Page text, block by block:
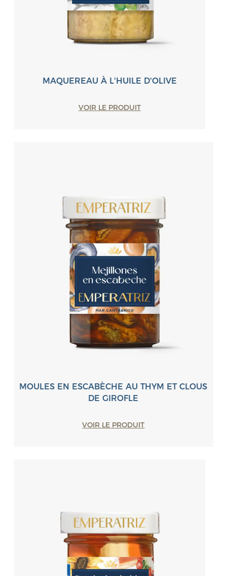
MAQUEREAU À L'HUILE D'OLIVE
VOIR LE PRODUIT
MOULES EN ESCABÈCHE AU THYM ET CLOUS
DE GIROFLE
VOIR LE PRODUIT